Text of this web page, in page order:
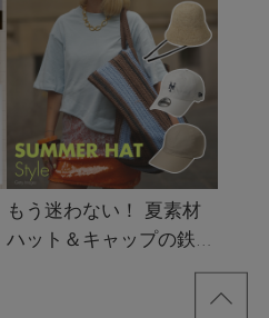
もう迷わない！ 夏素材
ハット＆キャップの鉄板